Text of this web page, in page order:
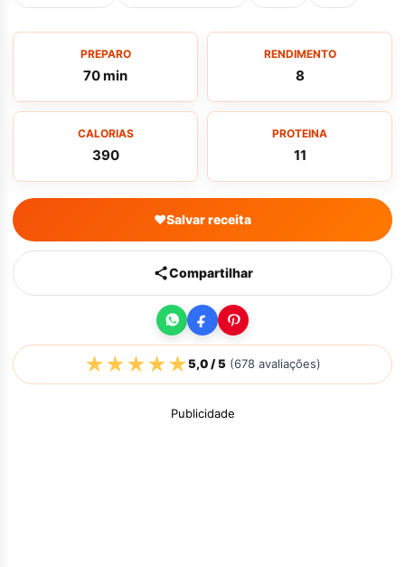
PREPARO
70 min
RENDIMENTO
8
CALORIAS
390
PROTEINA
11
♥Salvar receita
Compartilhar
★★★★★5,0/ 5 (678 avaliações)
Publicidade